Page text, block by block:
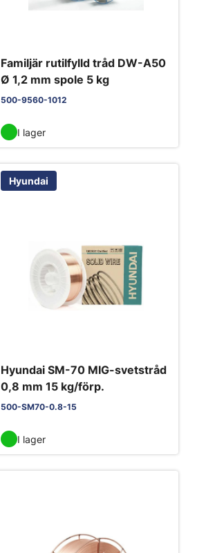
Familjär rutilfylld tråd DW-A50
Ø 1,2 mm spole 5 kg
500-9560-1012
I lager
Hyundai
Hyundai SM-70 MIG-svetstråd
0,8 mm 15 kg/förp.
500-SM70-0.8-15
I lager